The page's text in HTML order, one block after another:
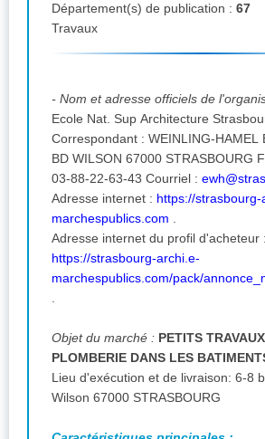
Département(s) de publication : 67
Travaux
- Nom et adresse officiels de
Ecole Nat. Sup Architecture
Correspondant : WEINLING-HAMEL
BD WILSON 67000 STRASBOURG FRANCE. tél. :
03-88-22-63-43 Courriel :
Adresse internet : https://strasbourg-
marchespublics.com
Adresse internet du profil d'acheteur :
https://strasbourg-archi.e-
marchespublics.com/pack/
Objet du marché : PETITS
PLOMBERIE DANS LES
Lieu d'exécution et de livraison: 6-8 boulevard
Wilson 67000 STRASBOURG